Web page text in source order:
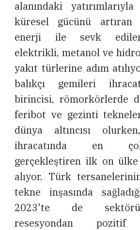
alanındaki
küresel gücünü
enerji ile sevk
elektrikli, metanol ve
yakıt türlerine adım
balıkçı gemileri
birincisi, römorkörlerde
feribot ve gezinti
dünya altıncısı
ihracatında en
gerçekleştiren ilk on ülke
alıyor. Türk
tekne inşasında
2023'te de
resesyondan pozitif